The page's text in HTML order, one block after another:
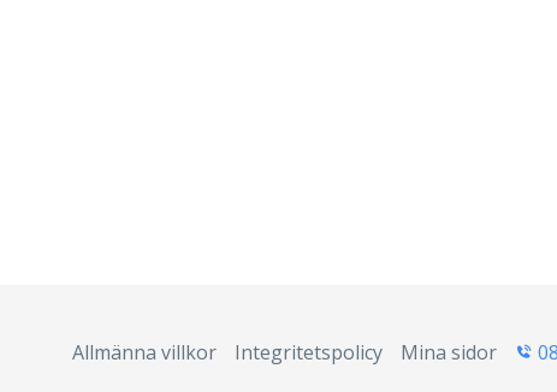
Allmänna villkor Integritetspolicy Mina sidor